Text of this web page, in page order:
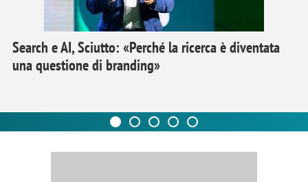
Search e AI, Sciutto: «Perché la ricerca è diventata
una questione di branding»